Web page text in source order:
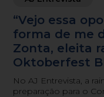
“Vejo essa
forma de me
Zonta, eleita
Oktoberfest
No AJ Entrevista, a
preparação para o